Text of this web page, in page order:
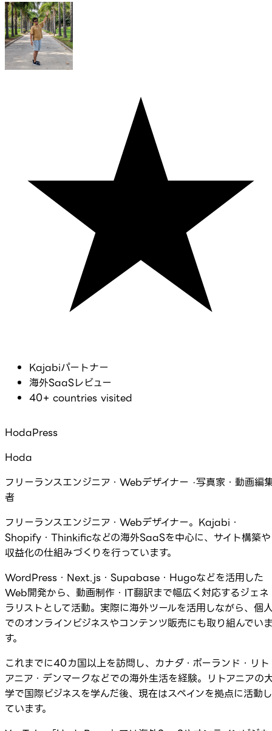
Kajabiパートナー
海外SaaSレビュー
40+ countries visited
HodaPress
Hoda
フリーランスエンジニア・Webデザイナー ·写真家・動画編
者
フリーランスエンジニア・Webデザイナー。Kajabi・
Shopify・Thinkificなどの海外SaaSを中心に、サイト構築や
収益化の仕組みづくりを行っています。
WordPress・Next.js・Supabase・Hugoなどを活用した
Web開発から、動画制作・IT翻訳まで幅広く対応するジェネ
ラリストとして活動。実際に海外ツールを活用しながら、個
でのオンラインビジネスやコンテンツ販売にも取り組んでい
す。
これまでに40カ国以上を訪問し、カナダ・ポーランド・リト
アニア・デンマークなどでの海外生活を経験。リトアニアの
学で国際ビジネスを学んだ後、現在はスペインを拠点に活動し
ています。